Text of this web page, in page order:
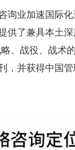
询业加速国际
供了兼具本土
、战役、战术
，并获得中国